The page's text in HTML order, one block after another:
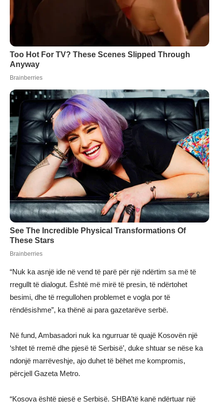
“Nuk ka asnjë ide në vend të parë për një ndërtim sa më të
rregullt të dialogut. Është më mirë të presin, të ndërtohet
besimi, dhe të rregullohen problemet e vogla por të
rëndësishme”, ka thënë ai para gazetarëve serbë.
Në fund, Ambasadori nuk ka ngurruar të quajë Kosovën një
‘shtet të rremë dhe pjesë të Serbisë’, duke shtuar se nëse ka
ndonjë marrëveshje, ajo duhet të bëhet me kompromis,
përcjell Gazeta Metro.
“Kosova është pjesë e Serbisë. SHBA’të kanë ndërtuar një